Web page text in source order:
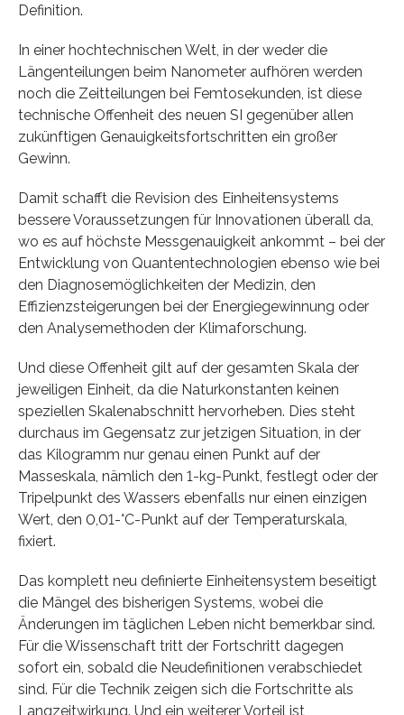
Definition.
In einer hochtechnischen Welt, in der weder die
Längenteilungen beim Nanometer aufhören werden
noch die Zeitteilungen bei Femtosekunden, ist diese
technische Offenheit des neuen SI gegenüber allen
zukünftigen Genauigkeitsfortschritten ein großer
Gewinn.
Damit schafft die Revision des Einheitensystems
bessere Voraussetzungen für Innovationen überall da,
wo es auf höchste Messgenauigkeit ankommt – bei der
Entwicklung von Quantentechnologien ebenso wie bei
den Diagnosemöglichkeiten der Medizin, den
Effizienzsteigerungen bei der Energiegewinnung oder
den Analysemethoden der Klimaforschung.
Und diese Offenheit gilt auf der gesamten Skala der
jeweiligen Einheit, da die Naturkonstanten keinen
speziellen Skalenabschnitt hervorheben. Dies steht
durchaus im Gegensatz zur jetzigen Situation, in der
das Kilogramm nur genau einen Punkt auf der
Masseskala, nämlich den 1-kg-Punkt, festlegt oder der
Tripelpunkt des Wassers ebenfalls nur einen einzigen
Wert, den 0,01-°C-Punkt auf der Temperaturskala,
fixiert.
Das komplett neu definierte Einheitensystem beseitigt
die Mängel des bisherigen Systems, wobei die
Änderungen im täglichen Leben nicht bemerkbar sind.
Für die Wissenschaft tritt der Fortschritt dagegen
sofort ein, sobald die Neudefinitionen verabschiedet
sind. Für die Technik zeigen sich die Fortschritte als
Langzeitwirkung. Und ein weiterer Vorteil ist